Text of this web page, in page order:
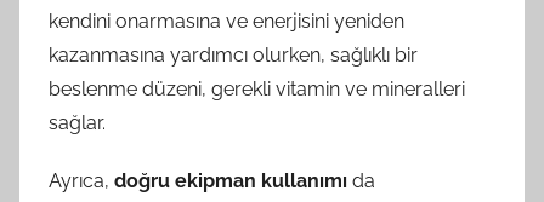
kendini onarmasına ve enerjisini yeniden
kazanmasına yardımcı olurken, sağlıklı bir
beslenme düzeni, gerekli vitamin ve mineralleri
sağlar.
Ayrıca, doğru ekipman kullanımı da